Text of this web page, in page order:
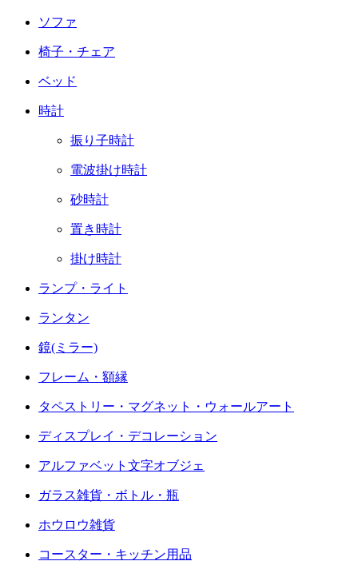
ソファ
椅子・チェア
ベッド
時計
振り子時計
電波掛け時計
砂時計
置き時計
掛け時計
ランプ・ライト
ランタン
鏡(ミラー)
フレーム・額縁
タペストリー・マグネット・ウォールアート
ディスプレイ・デコレーション
アルファベット文字オブジェ
ガラス雑貨・ボトル・瓶
ホウロウ雑貨
コースター・キッチン用品